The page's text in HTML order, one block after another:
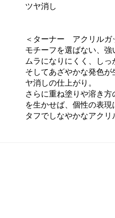
ツヤ消し
＜ターナー アクリルガ
モチーフを選ばない、強
ムラになりにくく、しっ
そしてあざやかな発色
ヤ消しの仕上がり。
さらに重ね塗りや溶き
を生かせば、個性の表現
タフでしなやかなアク